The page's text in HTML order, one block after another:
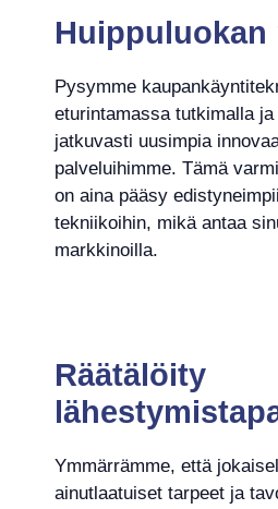
Huippuluokan
Pysymme
eturintamassa tutkimalla
jatkuvasti uusimpia
palveluihimme. Tämä
on aina pääsy
tekniikoihin, mikä antaa
markkinoilla.
Räätälöity
Ymmärrämme, että
ainutlaatuiset tarpeet ja